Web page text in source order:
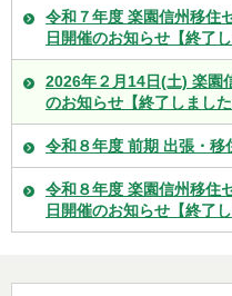
令和７年度 楽園信州移住
日開催のお知らせ【終了し
2026年２月14日(土) 楽園
のお知らせ【終了しました
令和８年度 前期 出張・移
令和８年度 楽園信州移住
日開催のお知らせ【終了し